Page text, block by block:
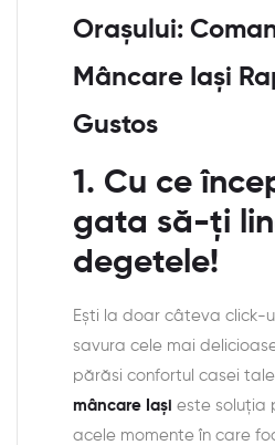
Orașului:
Mâncare Iași
Gustos
1. Cu ce
gata să-ți
degetele!
Ești la doar câteva click-
savura cele mai
părăsi confortul casei
mâncare Iași este soluția
acele momente în care